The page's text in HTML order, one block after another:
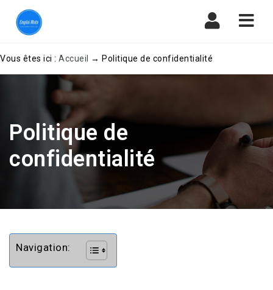
Vous êtes ici : Accueil → Politique de confidentialité
Politique de
confidentialité
Navigation: